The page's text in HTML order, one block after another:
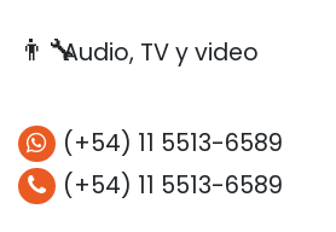
👨‍🔧Audio, TV y video
(+54) 11 5513-6589
(+54) 11 5513-6589